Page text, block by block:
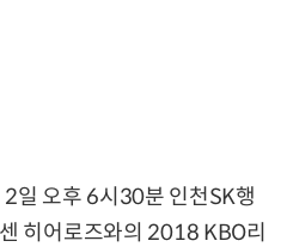
일 오후 6시30분 인천SK행
히어로즈와의 2018 KBO리